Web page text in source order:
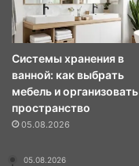
Системы хранения в
ванной: как выбрать
мебель и организовать
пространство
05.08.2026
05.08.2026